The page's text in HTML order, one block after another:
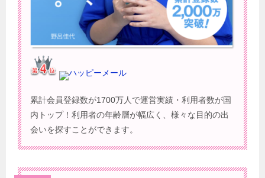
ハッピーメール
累計会員登録数が1700万人で運営実績・利用者数が国
内トップ！利用者の年齢層が幅広く、様々な目的の出
会いを探すことができます。